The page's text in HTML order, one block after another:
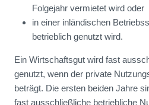
Folgejahr vermietet wird oder
in einer inländischen
betrieblich genutzt wird.
Ein Wirtschaftsgut wird fast
genutzt, wenn der private
beträgt. Die ersten beiden Jahre
fast ausschließliche betriebliche